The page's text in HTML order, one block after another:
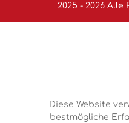
2025 - 2026
Diese Website
bestmögliche